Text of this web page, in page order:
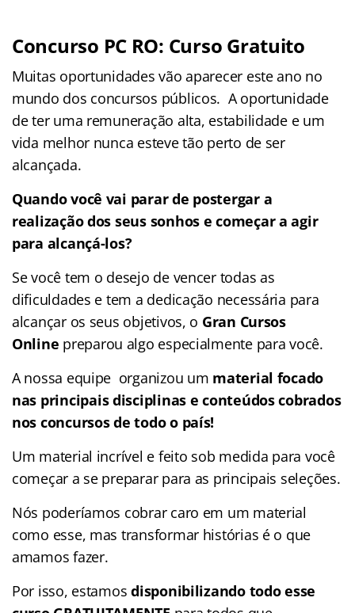
Concurso PC RO: Curso Gratuito
Muitas oportunidades vão aparecer este ano no
mundo dos concursos públicos. A oportunidade
de ter uma remuneração alta, estabilidade e um
vida melhor nunca esteve tão perto de ser
alcançada.
Quando você vai parar de postergar a
realização dos seus sonhos e começar a agir
para alcançá-los?
Se você tem o desejo de vencer todas as
dificuldades e tem a dedicação necessária para
alcançar os seus objetivos, o Gran Cursos
Online preparou algo especialmente para você.
A nossa equipe organizou um material focado
nas principais disciplinas e conteúdos cobrados
nos concursos de todo o país!
Um material incrível e feito sob medida para você
começar a se preparar para as principais seleções.
Nós poderíamos cobrar caro em um material
como esse, mas transformar histórias é o que
amamos fazer.
Por isso, estamos disponibilizando todo esse